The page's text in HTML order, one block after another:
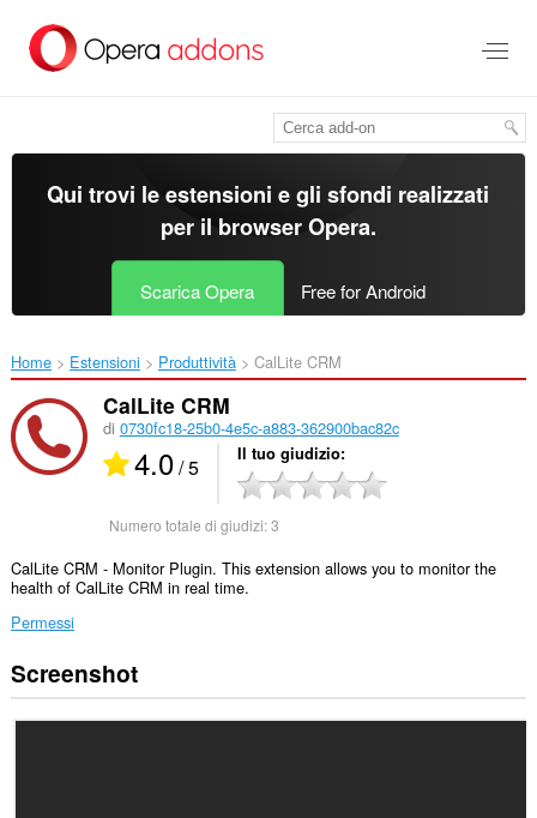
contenuto
Qui trovi le estensioni e gli sfondi realizzati
per il browser Opera.
Scarica Opera Free for Android
Home Estensioni Produttività CalLite CRM‎
CalLite CRM
di 0730fc18-25b0-4e5c-a883-362900bac82c
4.0/ 5 Il tuo giudizio
Numero totale di giudizi:3
CalLite CRM - Monitor Plugin. This extension allows you to monitor the
health of CalLite CRM in real time.
Permessi
Questa
estensione
Screenshot